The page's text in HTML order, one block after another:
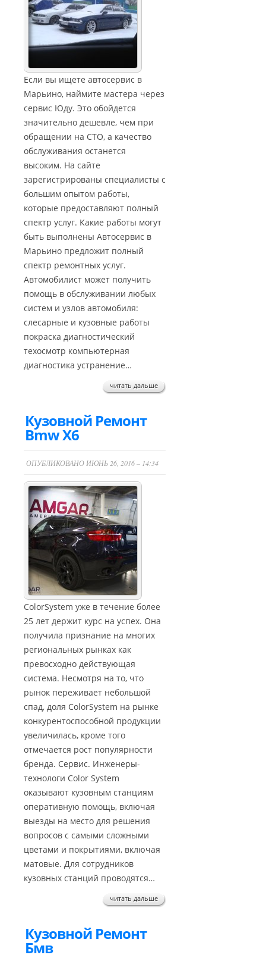
Если вы ищете автосервис в
Марьино, наймите мастера через
сервис Юду. Это обойдется
значительно дешевле, чем при
обращении на СТО, а качество
обслуживания останется
высоким. На сайте
зарегистрированы специалисты с
большим опытом работы,
которые предоставляют полный
спектр услуг. Какие работы могут
быть выполнены Автосервис в
Марьино предложит полный
спектр ремонтных услуг.
Автомобилист может получить
помощь в обслуживании любых
систем и узлов автомобиля:
слесарные и кузовные работы
покраска диагностический
техосмотр компьютерная
диагностика устранение…
читать дальше
Кузовной Ремонт
Bmw X6
ОПУБЛИКОВАНО ИЮНЬ 26, 2016 – 14:34
ColorSystem уже в течение более
25 лет держит курс на успех. Она
получила признание на многих
региональных рынках как
превосходно действующая
система. Несмотря на то, что
рынок переживает небольшой
спад, доля ColorSystem на рынке
конкурентоспособной продукции
увеличилась, кроме того
отмечается рост популярности
бренда. Сервис. Инженеры-
технологи Color System
оказывают кузовным станциям
оперативную помощь, включая
выезды на место для решения
вопросов с самыми сложными
цветами и покрытиями, включая
матовые. Для сотрудников
кузовных станций проводятся…
читать дальше
Кузовной Ремонт
Бмв